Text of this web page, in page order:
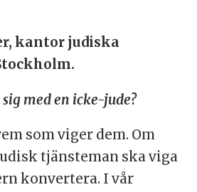
kantor judiska
med en icke-jude?
som viger dem. Om
tjänsteman ska viga
konvertera. I vår